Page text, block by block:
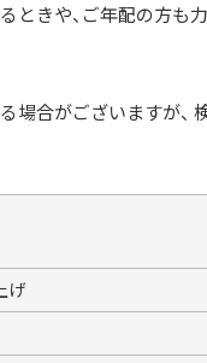
ときや、ご年配の方も
合がございますが、
げ